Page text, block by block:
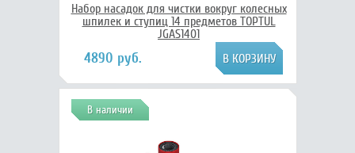
Набор насадок для чистки вокруг колесных
шпилек и ступиц 14 предметов TOPTUL
JGAS1401
4890 руб.
В наличии